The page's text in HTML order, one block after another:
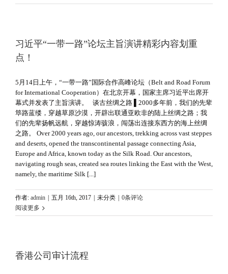
习近平“一带一路”论坛主旨演讲精彩内容划重
点！
5月14日上午，“一带一路”国际合作高峰论坛（Belt and Road Forum
for International Cooperation）在北京开幕，国家主席习近平出席开
幕式并发表了主旨演讲。 谈古丝绸之路 ▌2000多年前，我们的先辈
筚路蓝缕，穿越草原沙漠，开辟出联通亚欧非的陆上丝绸之路；我
们的先辈扬帆远航，穿越惊涛骇浪，闯荡出连接东西方的海上丝绸
之路。 Over 2000 years ago, our ancestors, trekking across vast steppes
and deserts, opened the transcontinental passage connecting Asia,
Europe and Africa, known today as the Silk Road. Our ancestors,
navigating rough seas, created sea routes linking the East with the West,
namely, the maritime Silk [...]
作者: admin 五月 16th, 2017 未分类
0条评论
阅读更多
香港公司审计流程